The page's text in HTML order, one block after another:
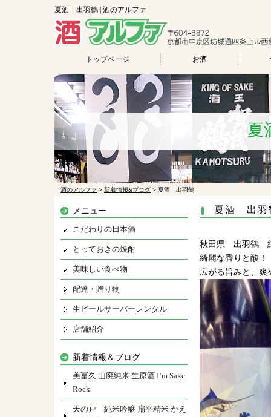
夏酒 出羽鶴 | 酒のアルファ
トップページ お酒
夏
酒のアルファ > 新着情報&ブログ > 夏酒 出羽鶴
夏酒 出羽
秋田県 出羽鶴
綺麗な香りと酸！
広がる旨みと、爽
メニュー
こだわりの日本酒
とっておきの焼酎
美味しい食べ物
配達・贈り物
生ビールサーバーレンタル
店舗紹介
新着情報＆ブログ
美冨久 山廃純米 生原酒 I’m Sake
Rock
天の戸 純米吟醸 扁平精米 かえ